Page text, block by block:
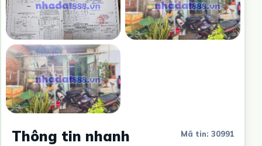
Thông tin nhanh Mã tin: 30991